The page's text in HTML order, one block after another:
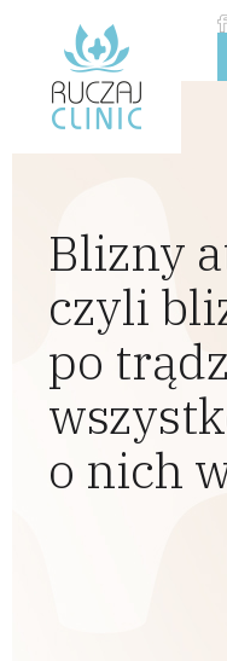
Blizny
czyli
po
o nich